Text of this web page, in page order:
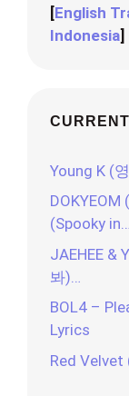
[English
Indonesia]
Young K (
(Spooky in…
JAEHEE &
봐)…
BOL4 –
Lyrics
Red